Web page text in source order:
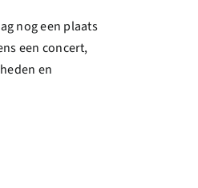
nog een plaats
een concert,
en